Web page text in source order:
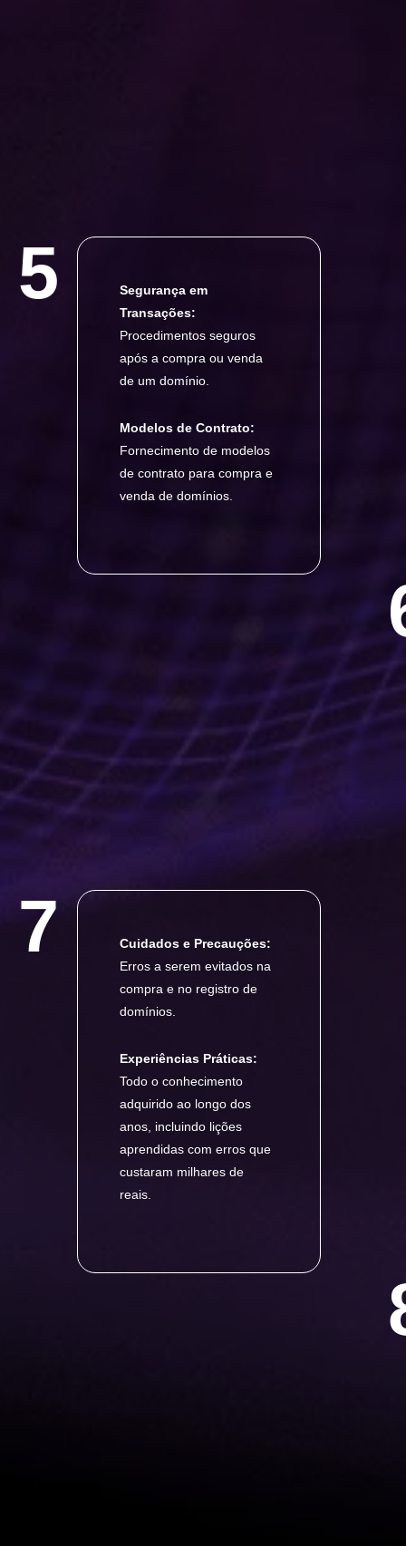
5
Segurança em
Transações:
Procedimentos seguros
após a compra ou venda
de um domínio.
Modelos de Contrato:
Fornecimento de modelos
de contrato para compra e
venda de domínios.
7
Cuidados e Precauções:
Erros a serem evitados na
compra e no registro de
domínios.
Experiências Práticas:
Todo o conhecimento
adquirido ao longo dos
anos, incluindo lições
aprendidas com erros que
custaram milhares de
reais.